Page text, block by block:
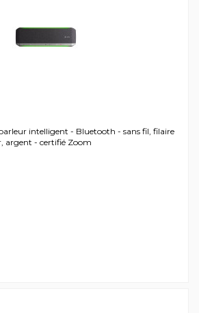
intelligent - Bluetooth - sans fil, filaire
argent - certifié Zoom